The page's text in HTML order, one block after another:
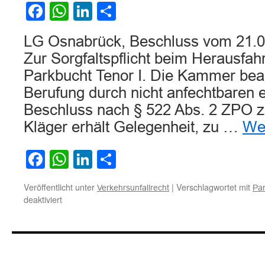
Facebook
WhatsApp
LinkedIn
LG Osnabrück, Beschluss vom
Zur Sorgfaltspflicht beim
Parkbucht Tenor I. Die Kammer
Berufung durch nicht anfechtbaren
Beschluss nach § 522 Abs. 2 ZPO
Kläger erhält Gelegenheit, zu …
Facebook
WhatsApp
LinkedIn
Veröffentlicht unter Verkehrsunfallrecht | Verschlagwortet mit
deaktiviertfür
beim